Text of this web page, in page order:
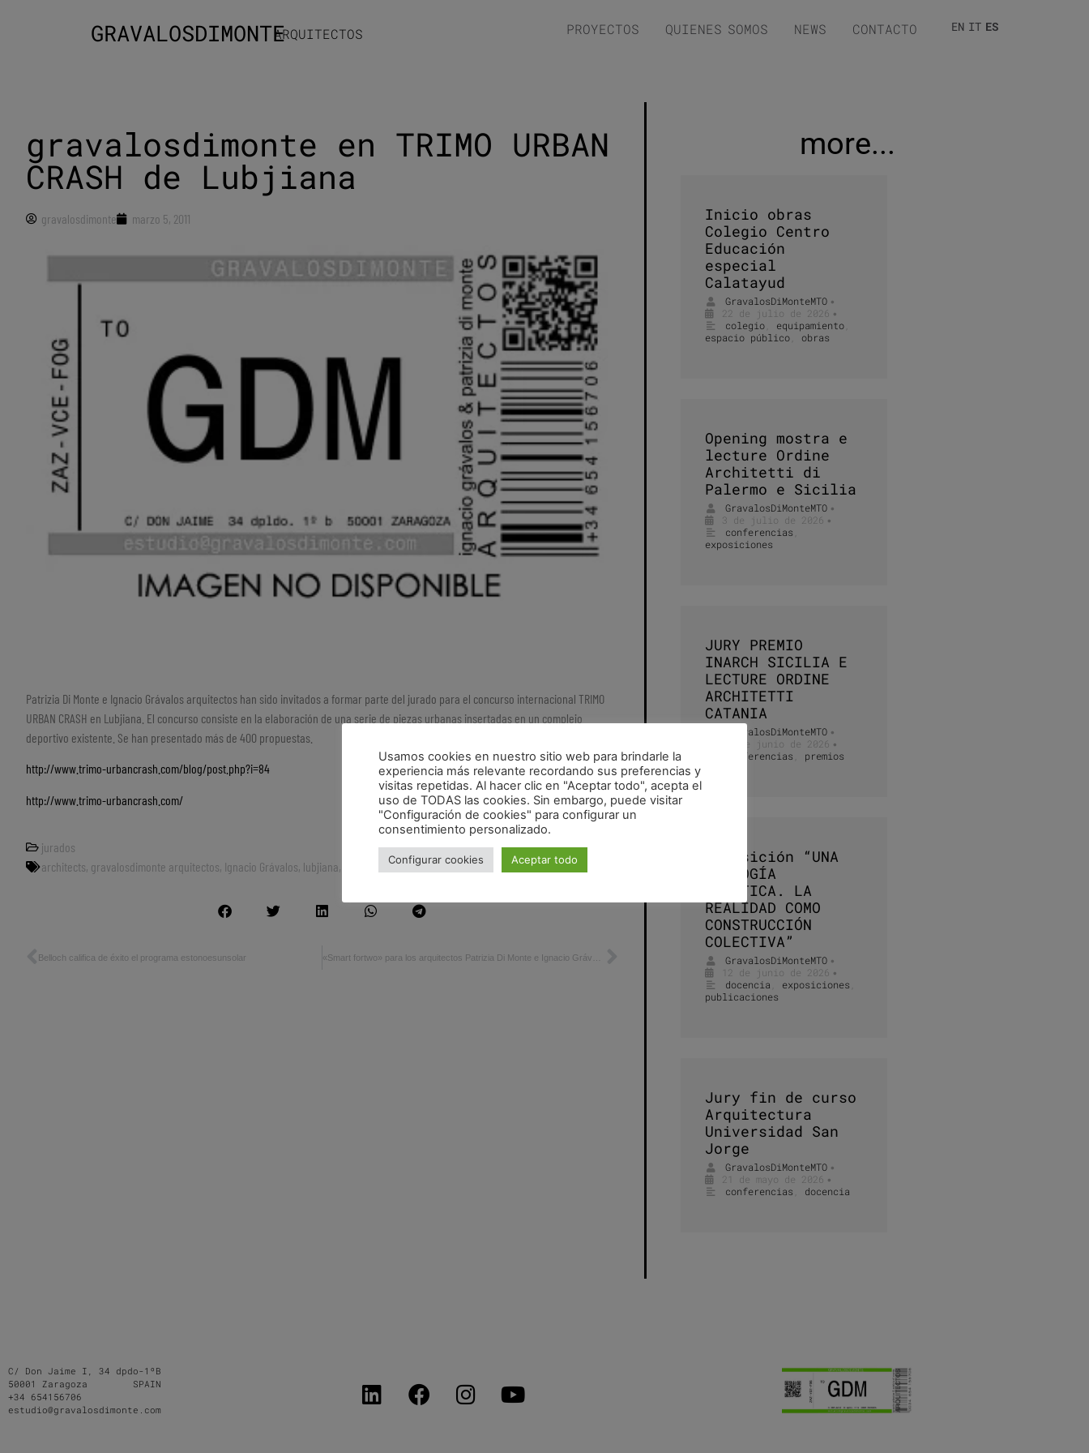
GRAVALOSDIMONTEARQUITECTOS PROYECTOS QUIENES SOMOS NEWS CONTACTO EN IT ES
gravalosdimonte en TRIMO URBAN
CRASH de Lubjiana
gravalosdimonte marzo 5, 2011
Patrizia Di Monte e Ignacio Grávalos arquitectos han sido invitados a formar parte del jurado para el concurso internacional TRIMO
URBAN CRASH en Lubjiana. El concurso consiste en la elaboración de una serie de piezas urbanas insertadas en un complejo
deportivo existente. Se han presentado más de 400 propuestas.
http://www.trimo-urbancrash.com/blog/post.php?i=84
http://www.trimo-urbancrash.com/
jurados
architects, gravalosdimonte arquitectos, Ignacio Grávalos, lubjiana, Patrizia Di Monte,trimo urban crash urban space
Belloch califica de éxito el programa estonoesunsolar
more...
Inicio obras
Colegio Centro
Educación
especial
Calatayud
GravalosDiMonteMTO •
22 de julio de 2026 •
colegio, equipamiento,
espacio público, obras
Opening mostra e
lecture Ordine
Architetti di
Palermo e Sicilia
GravalosDiMonteMTO •
3 de julio de 2026 •
conferencias
exposiciones
JURY PREMIO
INARCH SICILIA E
LECTURE ORDINE
ARCHITETTI
CATANIA
GravalosDiMonteMTO •
30 de junio de 2026 •
conferencias premios
Exposición “UNA
TRILOGÍA
CUÁNTICA. LA
REALIDAD COMO
CONSTRUCCIÓN
COLECTIVA”
GravalosDiMonteMTO •
12 de junio de 2026 •
docencia exposiciones
publicaciones
Jury fin de curso
Arquitectura
Universidad San
Jorge
GravalosDiMonteMTO •
21 de mayo de 2026 •
conferencias docencia
C/ Don Jaime I, 34 dpdo-1ºB
50001 Zaragoza SPAIN
+34 654156706
estudio@gravalosdimonte.com
Usamos cookies en nuestro sitio web para brindarle la
experiencia más relevante recordando sus preferencias y
visitas repetidas. Al hacer clic en "Aceptar todo", acepta el
uso de TODAS las cookies. Sin embargo, puede visitar
"Configuración de cookies" para configurar un
consentimiento personalizado.
Configurar cookies Aceptar todo